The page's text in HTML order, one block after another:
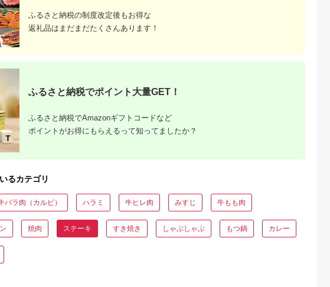
ョイ
ス
ンド
気 ス
希少
かい
モ肉
出典：ふるさとチョイ
テーキ 150ｇ×3枚
21,500
出典：ふるさとチョイ
寄付金額: 59,000
和牛 牛 肉 にく お肉
高級肉 贈答用 岡山県
津山市 国産 冷凍 真空
パック 送料無料 ギフ
ト プレゼント
BBQ【1653402】
寄付金額: 15,000
ーキ 松阪牛 カイノミ
牛肉 松阪牛 ステーキ
冷凍 人気 おすすめ
ふるさと納税の制度改定後もお得な
返礼品はまだまだたくさんあります！
ふるさと納税でポイント大量GET！
ふるさと納税でAmazonギフトコードなど
ポイントがお得にもらえるって知ってましたか？
るカテゴリ
バラ肉（カルビ） ハラミ 牛ヒレ肉 みすじ 牛もも肉
焼肉 ステーキ すき焼き しゃぶしゃぶ もつ鍋 カレー